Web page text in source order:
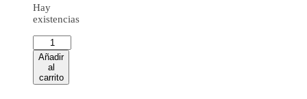
Hay
existencias
Añadir
al
carrito